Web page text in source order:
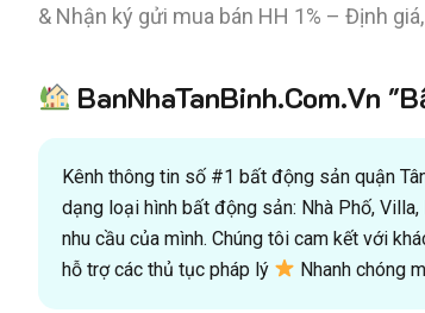
& Nhận ký gửi mua bán HH 1% – Định
BanNhaTanBinh.Com.Vn
Kênh thông tin số #1 bất động sản quận
dạng loại hình bất động sản: Nhà Phố,
nhu cầu của mình. Chúng tôi cam kết với
hỗ trợ các thủ tục pháp lý
Nhanh chóng